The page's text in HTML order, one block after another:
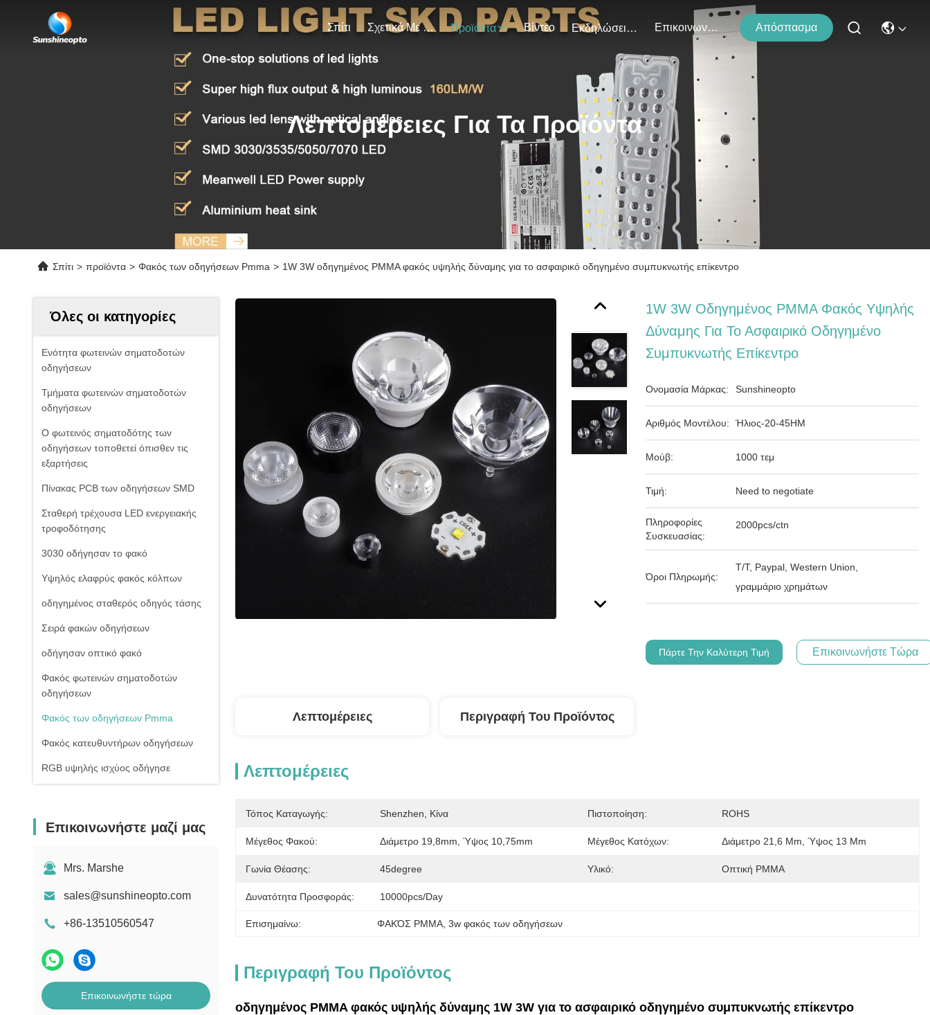
Σπίτι Σχετικά Με Εμάς Προϊόντα Βίντεο Εκδηλώσεις Επικοινωνήστε Μαζί Μας Απόσπασμα
Λεπτομέρειες Για Τα Προϊόντα
Σπίτι > προϊόντα > Φακός των οδηγήσεων Pmma > 1W 3W οδηγημένος PMMA φακός υψηλής δύναμης για το ασφαιρικό οδηγημένο συμπυκνωτής επίκεντρο
Όλες οι κατηγορίες
Ενότητα φωτεινών σηματοδοτών
οδηγήσεων
Τμήματα φωτεινών σηματοδοτών
οδηγήσεων
Ο φωτεινός σηματοδότης των
οδηγήσεων τοποθετεί όπισθεν τις
εξαρτήσεις
Πίνακας PCB των οδηγήσεων SMD
Σταθερή τρέχουσα LED ενεργειακής
τροφοδότησης
3030 οδήγησαν το φακό
Υψηλός ελαφρύς φακός κόλπων
οδηγημένος σταθερός οδηγός τάσης
Σειρά φακών οδηγήσεων
οδήγησαν οπτικό φακό
Φακός φωτεινών σηματοδοτών
οδηγήσεων
Φακός των οδηγήσεων Pmma
Φακός κατευθυντήρων οδηγήσεων
RGB υψηλής ισχύος οδήγησε
δύναμης
Επικοινωνήστε μαζί μας
Mrs. Marshe
sales@sunshineopto.com
+86-13510560547
Επικοινωνήστε τώρα
1W 3W Οδηγημένος PMMA Φακός Υψηλής
Δύναμης Για Το Ασφαιρικό Οδηγημένο
Συμπυκνωτής Επίκεντρο
Ονομασία Μάρκας: Sunshineopto
Αριθμός Μοντέλου: Ήλιος-20-45HM
Μούβ: 1000 τεμ
Τιμή: Need to negotiate
Πληροφορίες
Συσκευασίας:
2000pcs/ctn
Όροι Πληρωμής:
T/T, Paypal, Western Union,
γραμμάριο χρημάτων
Πάρτε Την Καλύτερη Τιμή Επικοινωνήστε Τώρα
Λεπτομέρειες Περιγραφή Του Προϊόντος
Λεπτομέρειες
Τόπος Καταγωγής: Shenzhen, Κίνα Πιστοποίηση: ROHS
Μέγεθος Φακού: Διάμετρο 19,8mm, Ύψος 10,75mm Μέγεθος Κατόχων: Διάμετρο 21,6 Mm, Ύψος 13 Mm
Γωνία Θέασης: 45degree Υλικό: Οπτική PMMA
Δυνατότητα Προσφοράς: 10000pcs/day
Επισημαίνω: ΦΑΚΌΣ PMMA, 3w φακός των οδηγήσεων
Περιγραφή Του Προϊόντος
οδηγημένος PMMA φακός υψηλής δύναμης 1W 3W για το ασφαιρικό οδηγημένο συμπυκνωτής επίκεντρο